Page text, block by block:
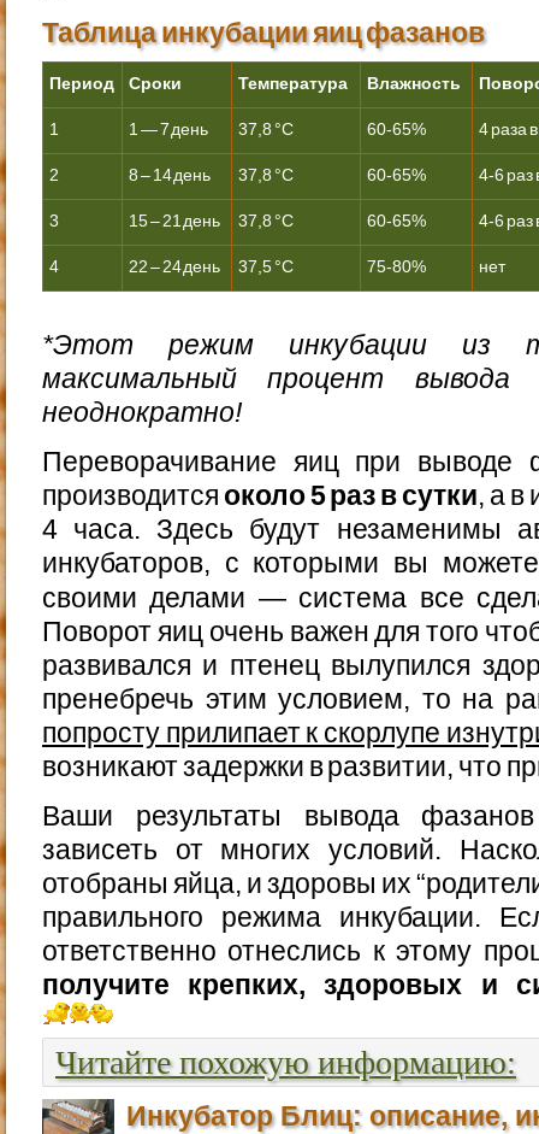
Таблица инкубации яиц фазанов
Период Сроки Температура Влажность
1 1 — 7 день 37,8 °С 60-65% 4 раза
2 8 – 14 день 37,8 °С 60-65% 4-6 раз
3 15 – 21 день 37,8 °С 60-65% 4-6 раз
4 22 – 24 день 37,5 °С 75-80% нет
*Этот режим инкубации из
максимальный процент вывода
неоднократно!
Переворачивание яиц при выводе
производится около 5 раз в сутки, а
4 часа. Здесь будут незаменимы
инкубаторов, с которыми вы
своими делами — система все
Поворот яиц очень важен для того
развивался и птенец вылупился
пренебречь этим условием, то на
попросту прилипает к скорлупе
возникают задержки в развитии, что
Ваши результаты вывода
зависеть от многих условий.
отобраны яйца, и здоровы их
правильного режима инкубации.
ответственно отнеслись к этому
получите крепких, здоровых и
Читайте похожую информацию:
Инкубатор Блиц: описание,